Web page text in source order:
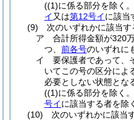
((1)に係る部分を除く
イ 又は第12号イに該当
(9)
次のいずれかに該当
ア
合計所得金額が320
つ、 前各号のいずれに
イ
要保護者であって、
いてこの号の区分によ
必要としない状態とな
((1)に係る部分を除く
号イに該当する者を除
(10)
次のいずれかに該